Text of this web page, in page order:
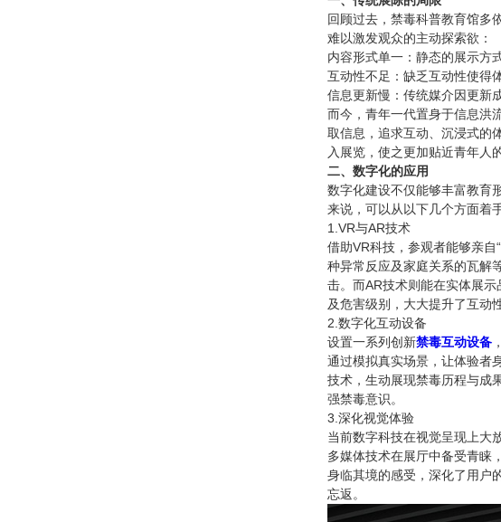
回顾过去，禁毒科普教育馆多
难以激发观众的主动探索欲：
内容形式单一：静态的展示方
互动性不足：缺乏互动性使得
信息更新慢：传统媒介因更新
而今，青年一代置身于信息洪
取信息，追求互动、沉浸式的
入展览，使之更加贴近青年人
二、数字化的应用
数字化建设不仅能够丰富教育
来说，可以从以下几个方面着
1.VR与AR技术
借助VR科技，参观者能够亲
种异常反应及家庭关系的瓦解
击。而AR技术则能在实体展
及危害级别，大大提升了互动
2.数字化互动设备
设置一系列创新禁毒互动设备
通过模拟真实场景，让体验者
技术，生动展现禁毒历程与成
强禁毒意识。
3.深化视觉体验
当前数字科技在视觉呈现上大
多媒体技术在展厅中备受青睐
身临其境的感受，深化了用户
忘返。